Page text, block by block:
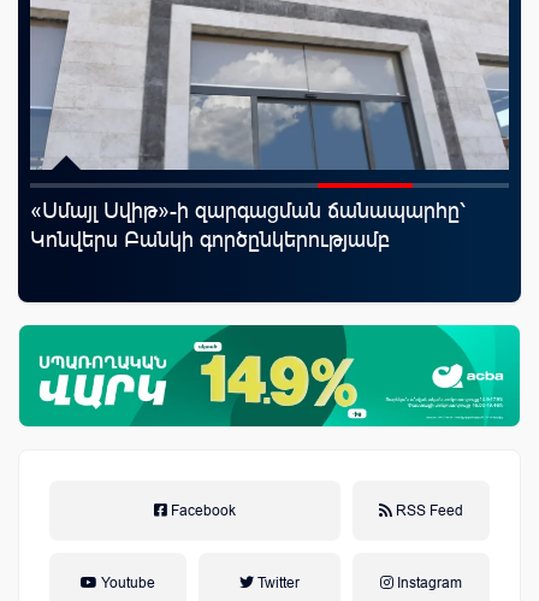
«Սմայլ Սվիթ»-ի զարգացման ճանապարհը՝
Կոնվերս Բանկի գործընկերությամբ
Facebook RSS Feed
Youtube Twitter Instagram